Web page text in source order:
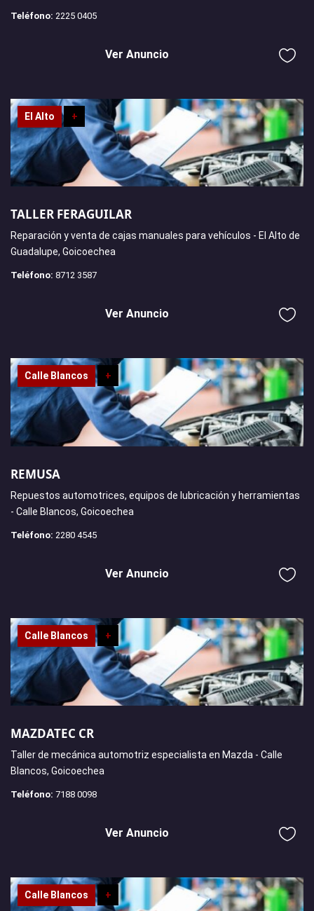
Teléfono: 2225 0405
Ver Anuncio
El Alto +
TALLER FERAGUILAR
Reparación y venta de cajas manuales para vehículos - El Alto de
Guadalupe, Goicoechea
Teléfono: 8712 3587
Ver Anuncio
Calle Blancos +
REMUSA
Repuestos automotrices, equipos de lubricación y herramientas
- Calle Blancos, Goicoechea
Teléfono: 2280 4545
Ver Anuncio
Calle Blancos +
MAZDATEC CR
Taller de mecánica automotriz especialista en Mazda - Calle
Blancos, Goicoechea
Teléfono: 7188 0098
Ver Anuncio
Calle Blancos +